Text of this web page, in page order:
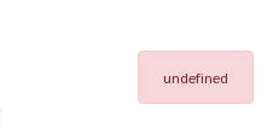
undefined